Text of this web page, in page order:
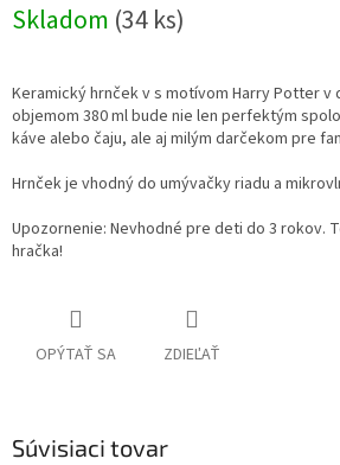
Skladom (34 ks)
Keramický hrnček v s motívom Harry Potter v
objemom 380 ml bude nie len perfektým
káve alebo čaju, ale aj milým darčekom pre
Hrnček je vhodný do umývačky riadu a
Upozornenie: Nevhodné pre deti do 3 rokov.
hračka!
OPÝTAŤ SA ZDIEĽAŤ
Súvisiaci tovar